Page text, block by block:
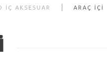
İÇ AKSESUAR ARAÇ İÇİ